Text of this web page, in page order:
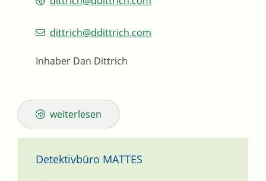
dittrich@ddittrich.com
Inhaber Dan Dittrich
weiterlesen
Detektivbüro MATTES